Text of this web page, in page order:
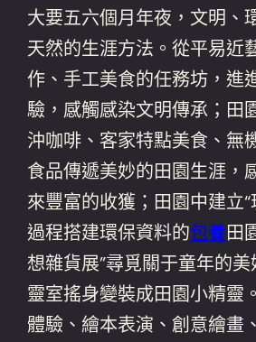
大要五六個月年夜，文明、
天然的生涯方法。從平易近
作、手工美食的任務坊，進
驗，感觸感染文明傳承；田
沖咖啡、客家特點美食、無
食品傳遞美妙的田園生涯，
來豐富的收獲；田園中建立“
過程搭建環保資料的包養田
想雜貨展”尋覓關于童年的
靈室搖身變裝成田園小精靈
體驗、繪本表演、創意繪畫